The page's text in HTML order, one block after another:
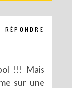
RÉPONDRE
!!! Mais
sur une